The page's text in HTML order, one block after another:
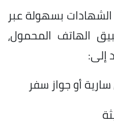
بسهولة عبر
الهاتف المحمول،
إلى:
أو جواز سفر